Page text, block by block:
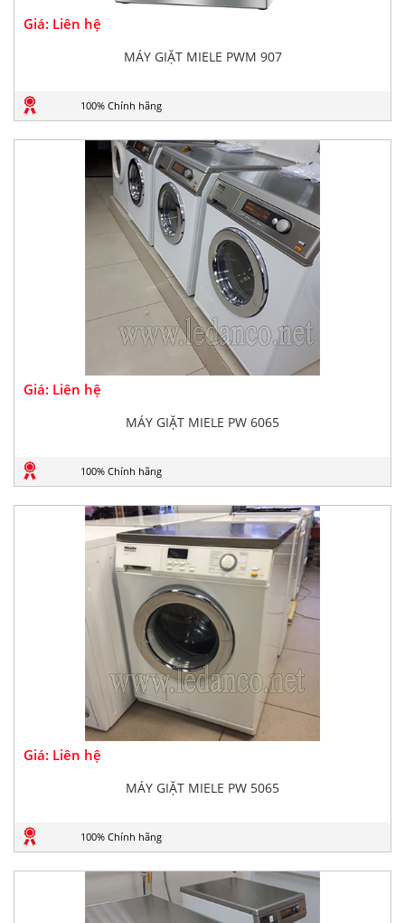
Giá: Liên hệ
MÁY GIẶT MIELE PWM 907
100% Chính hãng
Giá: Liên hệ
MÁY GIẶT MIELE PW 6065
100% Chính hãng
Giá: Liên hệ
MÁY GIẶT MIELE PW 5065
100% Chính hãng